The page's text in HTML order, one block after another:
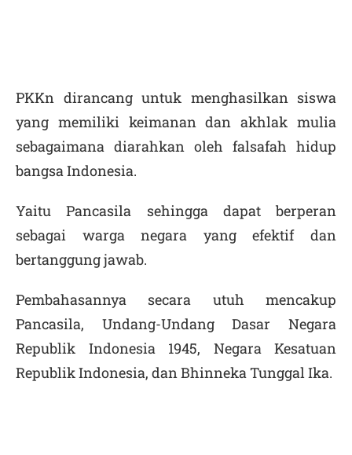
PKKn dirancang untuk menghasilkan siswa
yang memiliki keimanan dan akhlak mulia
sebagaimana diarahkan oleh falsafah hidup
bangsa Indonesia.
Yaitu Pancasila sehingga dapat berperan
sebagai warga negara yang efektif dan
bertanggung jawab.
Pembahasannya secara utuh mencakup
Pancasila, Undang-Undang Dasar Negara
Republik Indonesia 1945, Negara Kesatuan
Republik Indonesia, dan Bhinneka Tunggal Ika.